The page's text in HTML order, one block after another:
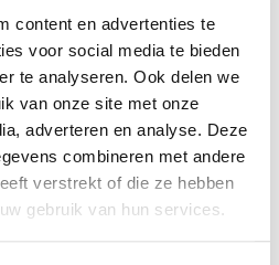
content en advertenties te
voor social media te bieden
te analyseren. Ook delen we
van onze site met onze
adverteren en analyse. Deze
combineren met andere
verstrekt of die ze hebben
gebruik van hun services.
is distributed, impacts
are reduced.
spring, air bellows have a
material better by better
distributing pressure.
about Firestone
like a consult with one of